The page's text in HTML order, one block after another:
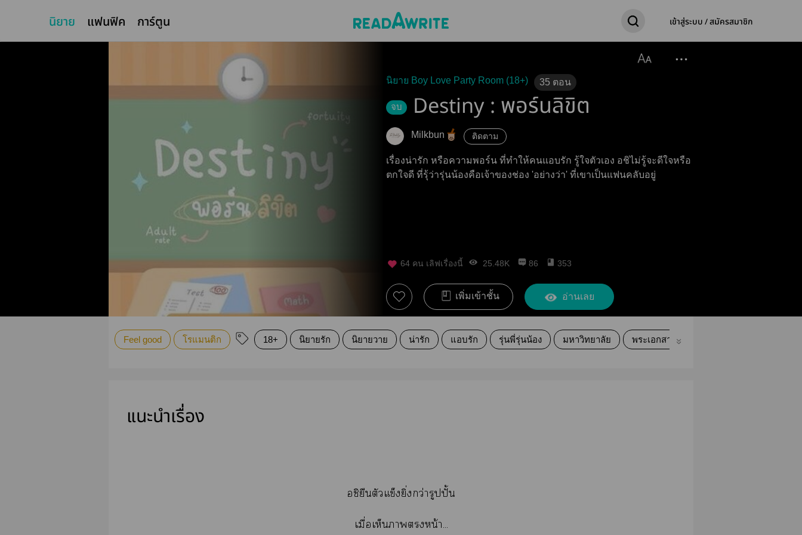
นิยาย แฟนฟิค การ์ตูน เข้าสู่ระบบ / สมัครสมาชิก
นิยาย Boy Love Party Room (18+) 35 ตอน
จบ Destiny : พอร์นลิขิต
Milkbun ติดตาม
เรื่องน่ารัก หรือความพอร์น ที่ทำให้คนแอบรัก รู้ใจตัวเอง อชิไม่รู้จะดีใจหรือ
ตกใจดี ที่รุ้ว่ารุ่นน้องคือเจ้าของช่อง 'อย่างว่า' ที่เขาเป็นแฟนคลับอยู่
64 คน เลิฟเรื่องนี้ 25.48K 86 353
เพิ่มเข้าชั้น อ่านเลย
Feel good โรแมนติก 18+ นิยายรัก นิยายวาย น่ารัก แอบรัก รุ่นพี่รุ่นน้อง มหาวิทยาลัย พระเอกสายเปย์
แนะนำเรื่อง
อชิยืนตัวแข็งยิ่งกว่ารูปปั้น
เมื่อเห็นาหน้า...